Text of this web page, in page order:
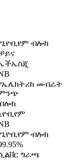
ብሎክ
መብራት
ብሎክ
ግራጫ